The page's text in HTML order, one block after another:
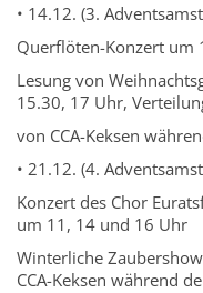
• 14.12. (3.
Querflöten-Konzert um
Lesung von
15.30, 17 Uhr,
von CCA-Keksen
• 21.12. (4.
Konzert des Chor
um 11, 14 und 16 Uhr
Winterliche
CCA-Keksen während